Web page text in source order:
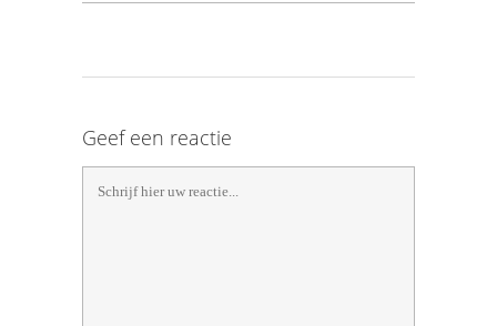
Geef een reactie